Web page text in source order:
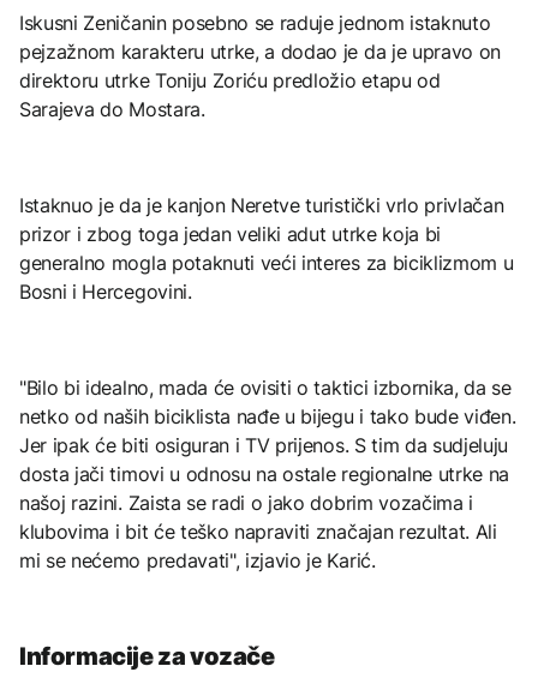
Iskusni Zeničanin posebno se raduje jednom istaknuto
pejzažnom karakteru utrke, a dodao je da je upravo on
direktoru utrke Toniju Zoriću predložio etapu od
Sarajeva do Mostara.
Istaknuo je da je kanjon Neretve turistički vrlo privlačan
prizor i zbog toga jedan veliki adut utrke koja bi
generalno mogla potaknuti veći interes za biciklizmom u
Bosni i Hercegovini.
"Bilo bi idealno, mada će ovisiti o taktici izbornika, da se
netko od naših biciklista nađe u bijegu i tako bude viđen.
Jer ipak će biti osiguran i TV prijenos. S tim da sudjeluju
dosta jači timovi u odnosu na ostale regionalne utrke na
našoj razini. Zaista se radi o jako dobrim vozačima i
klubovima i bit će teško napraviti značajan rezultat. Ali
mi se nećemo predavati", izjavio je Karić.
Informacije za vozače